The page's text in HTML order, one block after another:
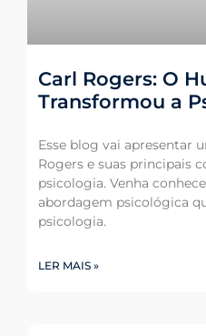
Carl Rogers: O
Transformou a
Esse blog vai apresentar
Rogers e suas principais
psicologia. Venha
abordagem psicológica
psicologia.
LER MAIS »